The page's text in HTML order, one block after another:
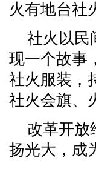
火有地台社
社火以民
现一个故事
社火服装，
社火会旗、
改革开放
扬光大，成